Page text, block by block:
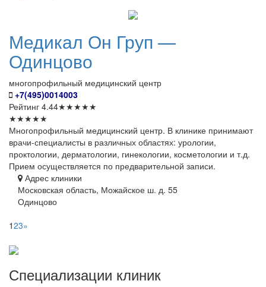
Медикал Он Груп —
Одинцово
многопрофильный медицинский центр
+7(495)0014003
Рейтинг 4.44★★★★★
★★★★★
Многопрофильный медицинский центр. В клинике принимают
врачи-специалисты в различных областях: урологии,
проктологии, дерматологии, гинекологии, косметологии и т.д.
Прием осуществляется по предварительной записи.
Адрес клиники
Московская область, Можайское ш. д. 55
Одинцово
123»
Специализации клиник